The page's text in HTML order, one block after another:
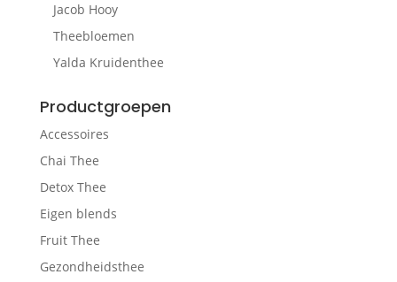
Jacob Hooy
Theebloemen
Yalda Kruidenthee
Productgroepen
Accessoires
Chai Thee
Detox Thee
Eigen blends
Fruit Thee
Gezondheidsthee